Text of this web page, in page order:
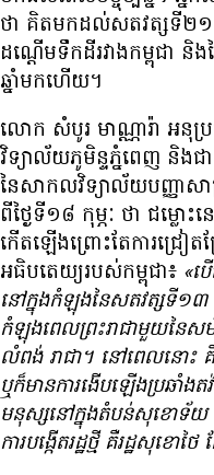
ថា គិត​មក​ដល់​សតវត្ស​ទី២១
ដណ្ដើម​ទឹកដី​រវាង​កម្ពុជា និ
ឆ្នាំ​មក​ហើយ។
លោក សំបូរ មាណ្ណារ៉ា អនុប្រ
វិទ្យាល័យ​ភូមិន្ទ​ភ្នំពេញ និង​ជា​ស
នៃ​សាកល​វិទ្យាល័យ​បញ្ញា​ស
ពី​ថ្ងៃ​ទី១៨ កុម្ភៈ ថា ជម្លោ
កើត​ឡើង​ព្រោះ​តែ​ការ​ជ្រៀ
អធិបតេយ្យ​របស់​កម្ពុជា៖ «ប
នៅ​ក្នុង​កំឡុង​នៃ​សតវត្ស​ទី១៣
កំឡុង​ពេល​ព្រះរាជា​មួយ​នៃ​ស
លំពង់ រាជា។ នៅ​ពេល​នោះ គឺ​
ឬ​ក៏​មាន​ការ​ងើប​ឡើង​ប្រឆាំង​
មនុស្ស​នៅ​ក្នុង​តំបន់​សុខោទ័យ
ការ​បង្កើត​រដ្ឋ​ថ្មី គឺ​រដ្ឋ​សុខោ